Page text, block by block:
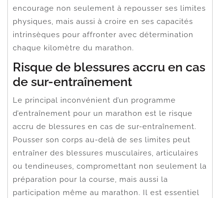
encourage non seulement à repousser ses limites
physiques, mais aussi à croire en ses capacités
intrinsèques pour affronter avec détermination
chaque kilomètre du marathon.
Risque de blessures accru en cas
de sur-entraînement
Le principal inconvénient d’un programme
d’entraînement pour un marathon est le risque
accru de blessures en cas de sur-entraînement.
Pousser son corps au-delà de ses limites peut
entraîner des blessures musculaires, articulaires
ou tendineuses, compromettant non seulement la
préparation pour la course, mais aussi la
participation même au marathon. Il est essentiel